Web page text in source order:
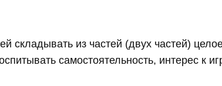
складывать из частей (двух частей)
самостоятельность, интерес к